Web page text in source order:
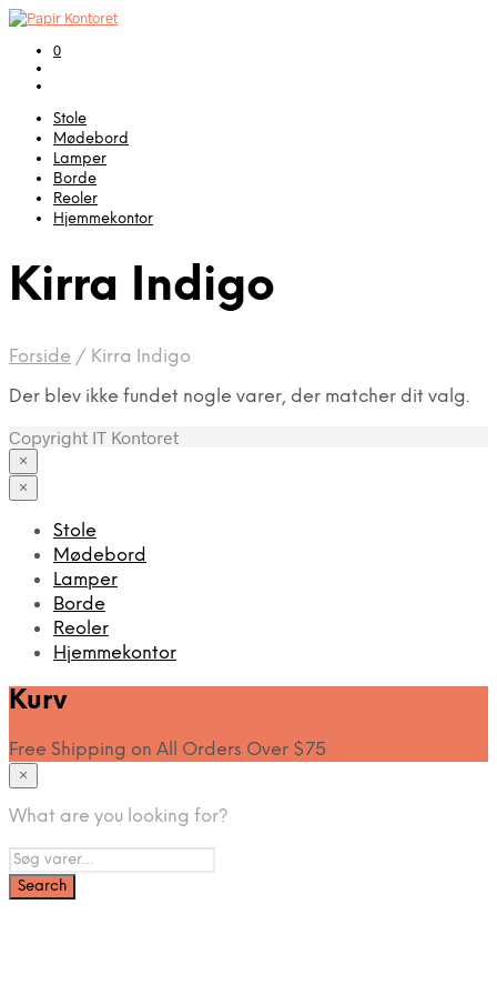
0
Stole
Mødebord
Lamper
Borde
Reoler
Hjemmekontor
Kirra Indigo
Forside / Kirra Indigo
Der blev ikke fundet nogle varer, der matcher dit valg.
Copyright IT Kontoret
×
×
Stole
Mødebord
Lamper
Borde
Reoler
Hjemmekontor
Kurv
Free Shipping on All Orders Over $75
×
What are you looking for?